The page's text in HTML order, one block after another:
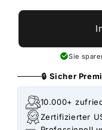
Sie
🔒 Sicher
10.000+
Zertifizierter